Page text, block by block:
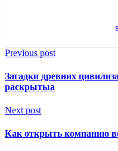
Previous post
Загадки древних
раскрытыа
Next post
Как открыть компанию